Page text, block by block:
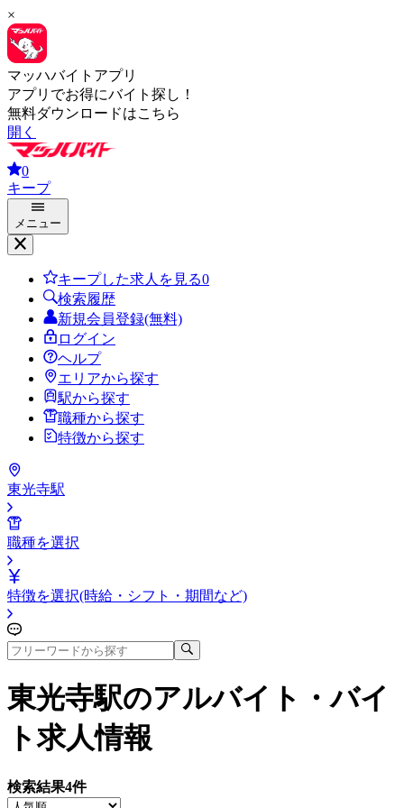
×
マッハバイトアプリ
アプリでお得にバイト探し！
無料ダウンロードはこちら
開く
0
キープ
メニュー
キープした求人を見る0
検索履歴
新規会員登録(無料)
ログイン
ヘルプ
エリアから探す
駅から探す
職種から探す
特徴から探す
東光寺駅
職種を選択
特徴を選択(時給・シフト・期間など)
東光寺駅のアルバイト・バイ
ト求人情報
検索結果4件